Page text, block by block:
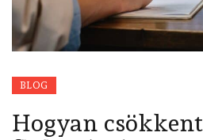
BLOG
Hogyan